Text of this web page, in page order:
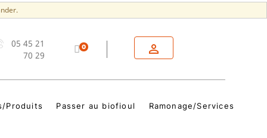
05 45 21
70 29
0 
Produits Passer au biofioul Ramonage/Services